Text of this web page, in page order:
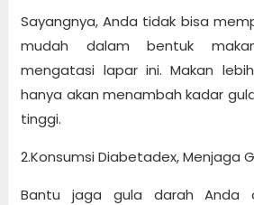
Sayangnya, Anda tidak bisa
mudah dalam bentuk
mengatasi lapar ini. Makan
hanya akan menambah kadar
tinggi.
2.Konsumsi Diabetadex, Menjaga
Bantu jaga gula darah Anda